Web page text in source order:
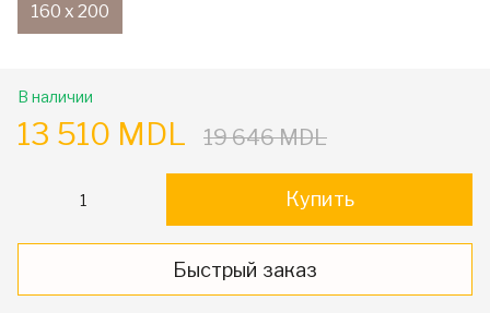
160 x 200
В наличии
13 510 MDL 19 646 MDL
Купить
Быстрый заказ